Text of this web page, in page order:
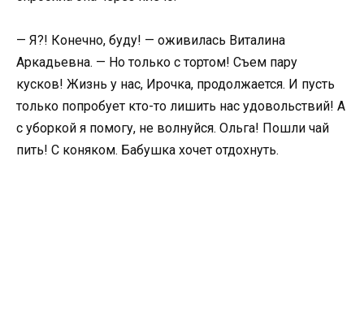
— Я?! Конечно, буду! — оживилась Виталина
Аркадьевна. — Но только с тортом! Съем пару
кусков! Жизнь у нас, Ирочка, продолжается. И пусть
только попробует кто-то лишить нас удовольствий! А
с уборкой я помогу, не волнуйся. Ольга! Пошли чай
пить! С коняком. Бабушка хочет отдохнуть.